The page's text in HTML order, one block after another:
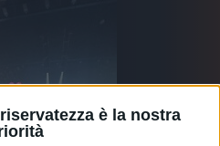
è la nostra